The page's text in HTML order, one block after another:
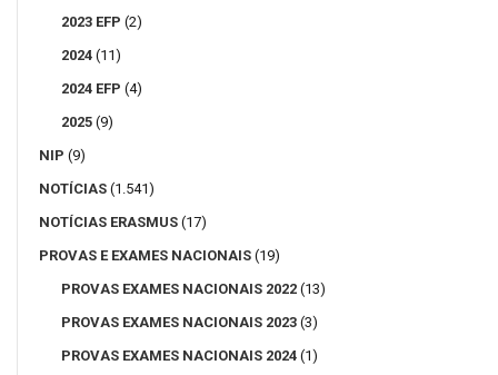
2023 EFP (2)
2024 (11)
2024 EFP (4)
2025 (9)
NIP (9)
NOTÍCIAS (1.541)
NOTÍCIAS ERASMUS (17)
PROVAS E EXAMES NACIONAIS (19)
PROVAS EXAMES NACIONAIS 2022 (13)
PROVAS EXAMES NACIONAIS 2023 (3)
PROVAS EXAMES NACIONAIS 2024 (1)